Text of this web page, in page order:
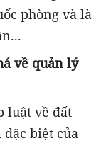
phòng và là
về quản lý
luật về đất
biệt của